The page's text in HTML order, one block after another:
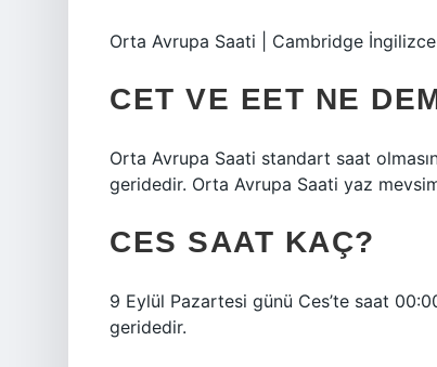
Orta Avrupa Saati | Cambridge
CET VE EET NE
Orta Avrupa Saati standart saat
geridedir. Orta Avrupa Saati yaz
CES SAAT KAÇ?
9 Eylül Pazartesi günü Ces’te saat
geridedir.